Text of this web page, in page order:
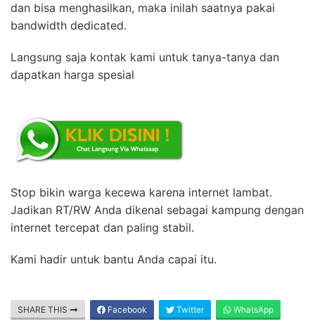
dan bisa menghasilkan, maka inilah saatnya pakai
bandwidth dedicated.
Langsung saja kontak kami untuk tanya-tanya dan
dapatkan harga spesial
Stop bikin warga kecewa karena internet lambat.
Jadikan RT/RW Anda dikenal sebagai kampung dengan
internet tercepat dan paling stabil.
Kami hadir untuk bantu Anda capai itu.
SHARE THIS Facebook Twitter WhatsApp